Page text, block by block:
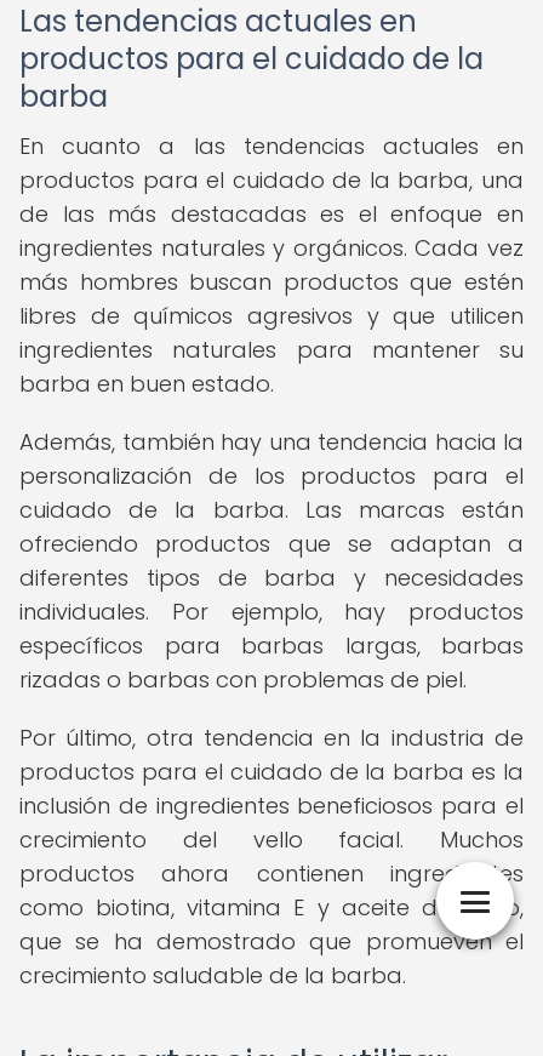
Las tendencias actuales en
productos para el cuidado de la
barba
En cuanto a las tendencias actuales en
productos para el cuidado de la barba, una
de las más destacadas es el enfoque en
ingredientes naturales y orgánicos. Cada vez
más hombres buscan productos que estén
libres de químicos agresivos y que utilicen
ingredientes naturales para mantener su
barba en buen estado.
Además, también hay una tendencia hacia la
personalización de los productos para el
cuidado de la barba. Las marcas están
ofreciendo productos que se adaptan a
diferentes tipos de barba y necesidades
individuales. Por ejemplo, hay productos
específicos para barbas largas, barbas
rizadas o barbas con problemas de piel.
Por último, otra tendencia en la industria de
productos para el cuidado de la barba es la
inclusión de ingredientes beneficiosos para el
crecimiento del vello facial. Muchos
productos ahora contienen ingredientes
como biotina, vitamina E y aceite de ricino,
que se ha demostrado que promueven el
crecimiento saludable de la barba.